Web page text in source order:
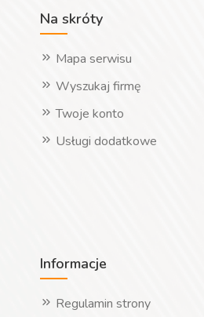
Na skróty
Mapa serwisu
Wyszukaj firmę
Twoje konto
Usługi dodatkowe
Informacje
Regulamin strony